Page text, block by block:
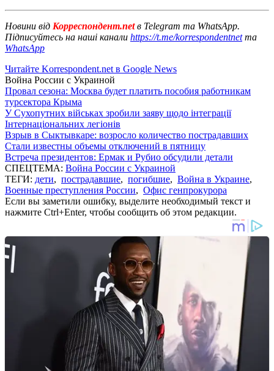
Новини від Корреспондент.netв Telegram та WhatsApp.
Підписуйтесь на наші канали https://t.me/korrespondentnetта
WhatsApp
Читайте Korrespondent.net в Google News
Война России с Украиной
Провал сезона: Москва будет платить пособия работникам
турсектора Крыма
У Сухопутних військах зробили заяву щодо інтеграції
Інтернаціональних легіонів
Взрыв в Сыктывкаре: возросло количество пострадавших
Стали известны объемы отключений в пятницу
Встреча президентов: Ермак и Рубио обсудили детали
СПЕЦТЕМА: Война России с Украиной
ТЕГИ: дети, пострадавшие, погибшие, Война в Украине,
Военные преступления России, Офис генпрокурора
Если вы заметили ошибку, выделите необходимый текст и
нажмите Ctrl+Enter, чтобы сообщить об этом редакции.